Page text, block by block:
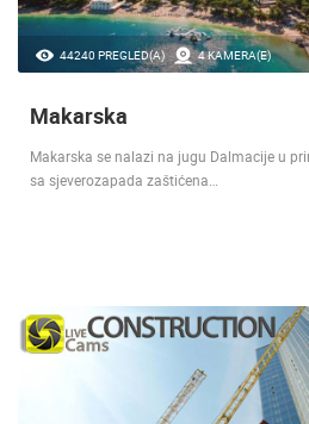
44240 PREGLED(A) 4 KAMERA(E)
Makarska
Makarska se nalazi na jugu Dalmacije u
sa sjeverozapada zaštićena…